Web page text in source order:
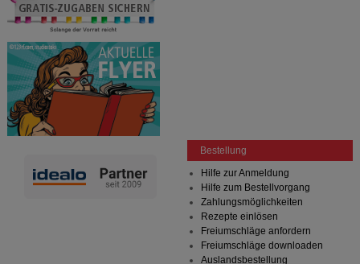
Bestellung
Hilfe zur Anmeldung
Hilfe zum Bestellvorgang
Zahlungsmöglichkeiten
Rezepte einlösen
Freiumschläge anfordern
Freiumschläge downloaden
Auslandsbestellung